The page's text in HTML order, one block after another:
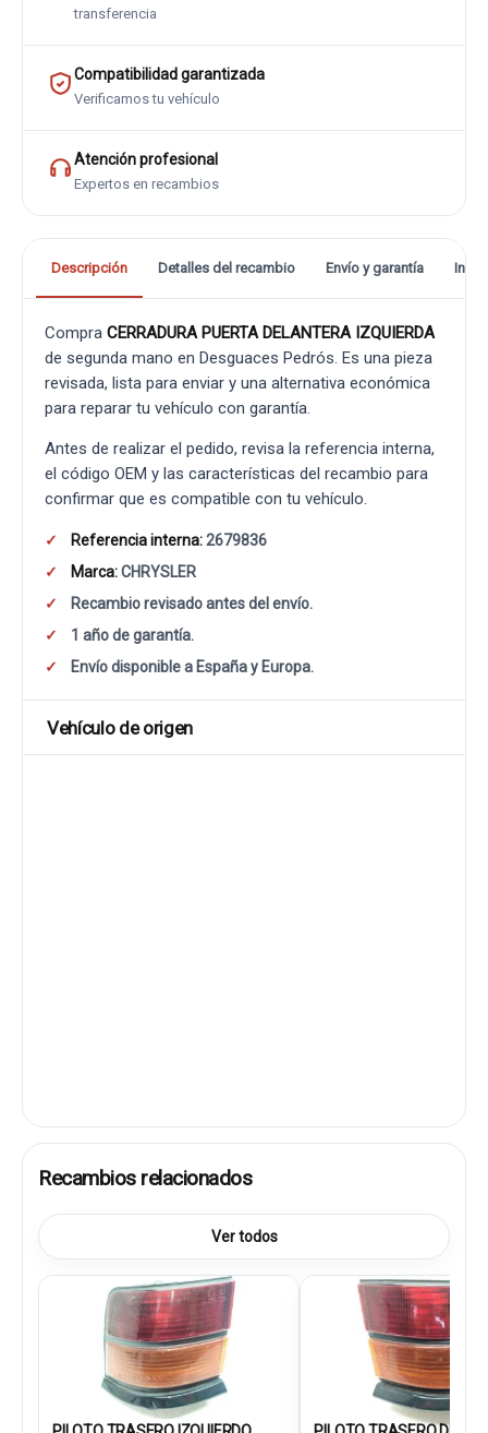
transferencia
Compatibilidad garantizada
Verificamos tu vehículo
Atención profesional
Expertos en recambios
Descripción Detalles del recambio Envío y garantía
Compra CERRADURA PUERTA DELANTERA IZQUIERDA
de segunda mano en Desguaces Pedrós. Es una pieza
revisada, lista para enviar y una alternativa económica
para reparar tu vehículo con garantía.
Antes de realizar el pedido, revisa la referencia interna,
el código OEM y las características del recambio para
confirmar que es compatible con tu vehículo.
Referencia interna:2679836
Marca:CHRYSLER
Recambio revisado antes del envío.
1 año de garantía.
Envío disponible a España y Europa.
Vehículo de origen
Recambios relacionados
Ver todos